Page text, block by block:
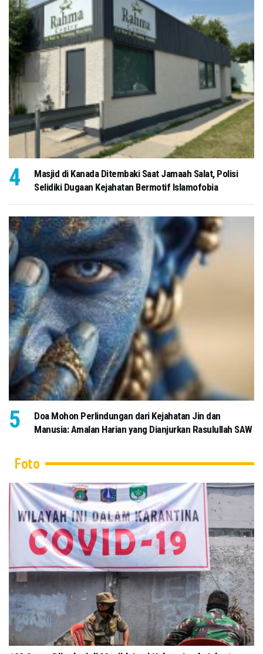
Masjid di Kanada Ditembaki Saat Jamaah Salat, Polisi
Selidiki Dugaan Kejahatan Bermotif Islamofobia
Doa Mohon Perlindungan dari Kejahatan Jin dan
Manusia: Amalan Harian yang Dianjurkan Rasulullah SAW
Foto